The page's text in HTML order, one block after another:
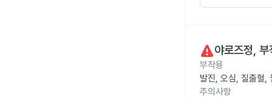
야로즈정, 부
부작용
발진, 오심, 질출혈,
주의사항